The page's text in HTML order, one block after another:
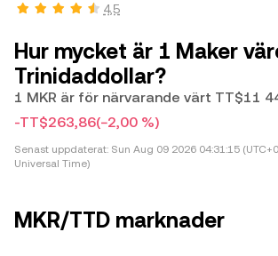
4,5
Hur mycket är 1 Maker
Trinidaddollar?
1 MKR är för närvarande värt TT$11
-TT$263,86(−2,00 %)
Senast uppdaterat: Sun Aug 09 2026 04:31:15
Universal Time)
MKR/TTD marknader